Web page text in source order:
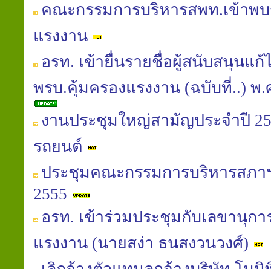
คณะกรรมการบริหารสพท.เข้าพ
แรงงาน
อรท. เข้ายื่นรายชื่อผู้สนับสนุนแก้
พรบ.คุ้มครองแรงงาน (ฉบับที่..) พ.
งานประชุมใหญ่สามัญประจำปี
รถยนต์
ประชุมคณะกรรมการบริหารสภา
2555
อรท. เข้าร่วมประชุมกับเลขานุก
แรงงาน (นายสง่า ธนสงวนวงศ์)